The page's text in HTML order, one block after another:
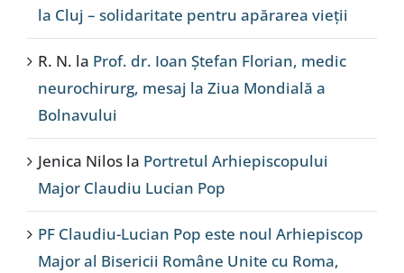
la Cluj – solidaritate pentru apărarea vieții
R. N. la Prof. dr. Ioan Ștefan Florian, medic
neurochirurg, mesaj la Ziua Mondială a
Bolnavului
Jenica Nilos la Portretul Arhiepiscopului
Major Claudiu Lucian Pop
PF Claudiu-Lucian Pop este noul Arhiepiscop
Major al Bisericii Române Unite cu Roma,